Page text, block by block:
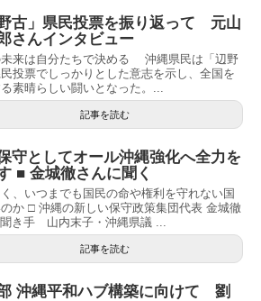
野古」県民投票を振り返って 元山
さんインタビュー
来は自分たちで決める 沖縄県民は「辺野
投票でしっかりとした意志を示し、全国を
素晴らしい闘いとなった。...
記事を読む
守としてオール沖縄強化へ全力を
■ 金城徹さんに聞く
、いつまでも国民の命や権利を守れない国
か □ 沖縄の新しい保守政策集団代表 金城徹
き手 山内末子・沖縄県議 ...
記事を読む
沖縄平和ハブ構築に向けて 劉